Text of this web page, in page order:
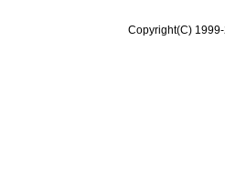
Copyright(C)